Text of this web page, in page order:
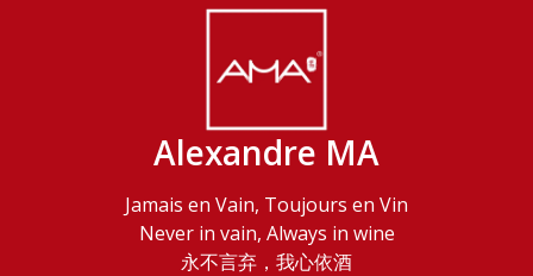
Alexandre MA
Jamais en Vain, Toujours en Vin
Never in vain, Always in wine
永不言弃，我心依酒